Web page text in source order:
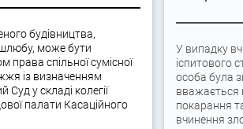
будівництва,
може бути
права спільної сумісної
із визначенням
Суд у складі колегії
палати Касаційного
У випадку
іспитового
особа була
вважається
покарання
вчинення